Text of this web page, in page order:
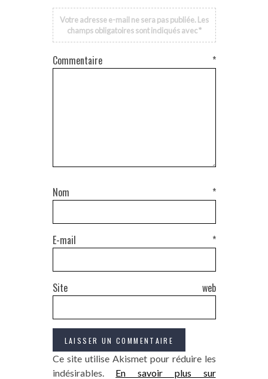
Votre adresse e-mail ne sera pas publiée. Les
champs obligatoires sont indiqués avec*
Commentaire *
Nom *
E-mail *
Site web
Ce site utilise Akismet pour réduire les
indésirables. En savoir plus sur